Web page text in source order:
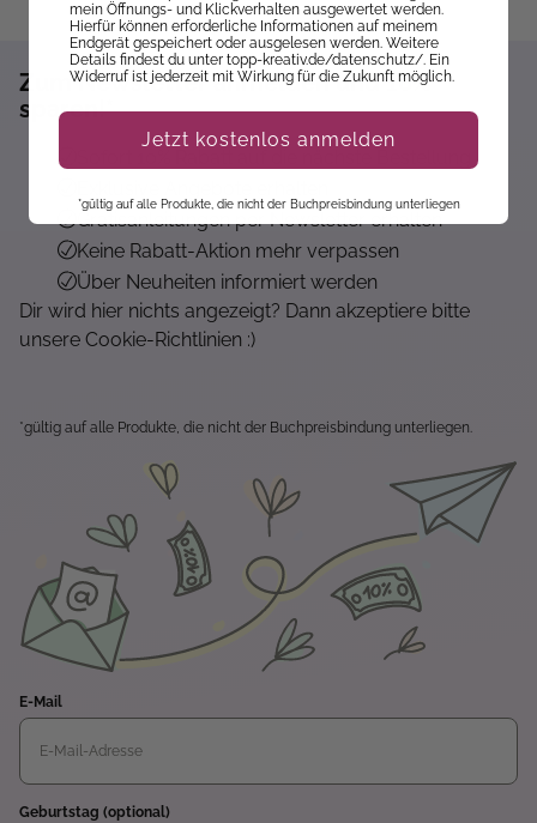
Zum Newsletter anmelden und 10%
sparen!*
Gratisanleitungen per Newsletter erhalten
Keine Rabatt-Aktion mehr verpassen
Über Neuheiten informiert werden
Dir wird hier nichts angezeigt? Dann akzeptiere bitte
unsere Cookie-Richtlinien :)
*gültig auf alle Produkte, die nicht der Buchpreisbindung unterliegen.
E-Mail
Geburtstag (optional)
mein Öffnungs- und Klickverhalten ausgewertet werden.
Hierfür können erforderliche Informationen auf meinem
Endgerät gespeichert oder ausgelesen werden. Weitere
Details findest du unter topp-kreativ.de/datenschutz/. Ein
Widerruf ist jederzeit mit Wirkung für die Zukunft möglich.
Jetzt kostenlos anmelden
*gültig auf alle Produkte, die nicht der Buchpreisbindung unterliegen